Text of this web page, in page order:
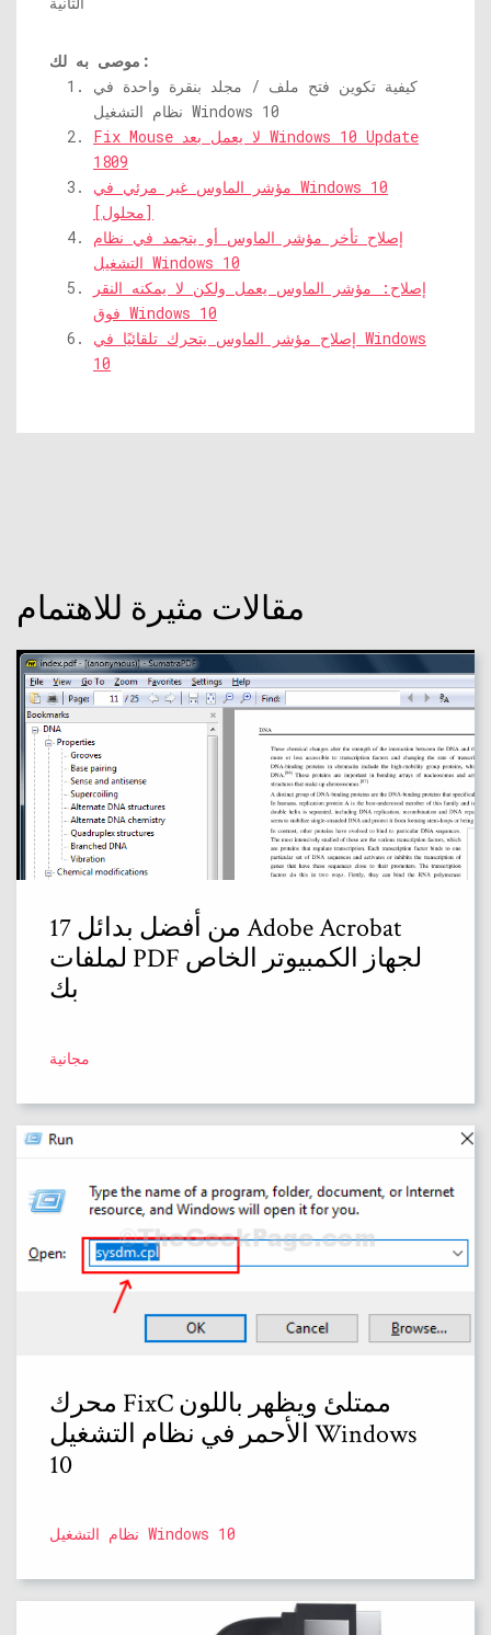
موصى به لك:
كيفية تكوين فتح ملف / مجلد بنقرة واحدة في
نظام التشغيل Windows 10
Fix Mouse لا يعمل بعد Windows 10 Update
1809
مؤشر الماوس غير مرئي في Windows 10
[محلول]
إصلاح تأخر مؤشر الماوس أو يتجمد في نظام
التشغيل Windows 10
إصلاح: مؤشر الماوس يعمل ولكن لا يمكنه النقر
فوق Windows 10
إصلاح مؤشر الماوس يتحرك تلقائيًا في Windows
10
مقالات مثيرة للاهتمام
17 من أفضل بدائل Adobe Acrobat
لملفات PDF لجهاز الكمبيوتر الخاص
بك
مجانية
محرك FixC ممتلئ ويظهر باللون
الأحمر في نظام التشغيل Windows
10
نظام التشغيل Windows 10